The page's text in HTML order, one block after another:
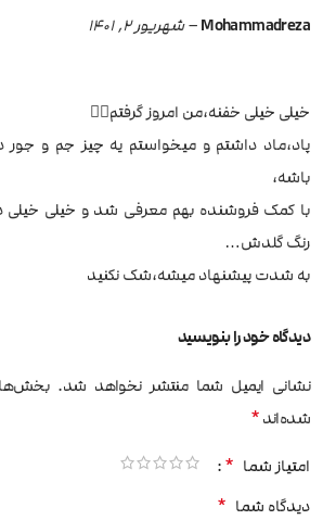
Mohammadreza
–شهریور 2, 1401
خیلی خیلی خفنه،من امروز گرفتم👌🏽
پاد،ماد داشتم و میخواستم یه چیز جم و
باشه،
با کمک فروشنده بهم معرفی شد و خیلی
رنگ گلدش…
به شدت پیشنهاد میشه،شک نکنید
دیدگاه خود را بنویسید
نشانی ایمیل شما منتشر نخواهد شد.
شده‌اند*
امتیاز شما *
دیدگاه شما *